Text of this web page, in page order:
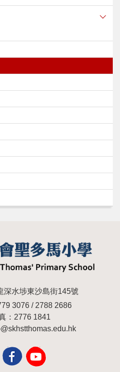
深水埗東沙島街145號
3076 / 2788 2686
：2776 1841